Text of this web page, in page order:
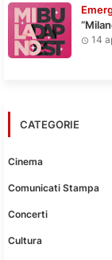
14
CATEGORIE
Cinema
Comunicati Stampa
Concerti
Cultura